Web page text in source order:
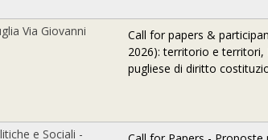
Via Giovanni
Call for papers &
2026): territorio e
pugliese di diritto
e Sociali -